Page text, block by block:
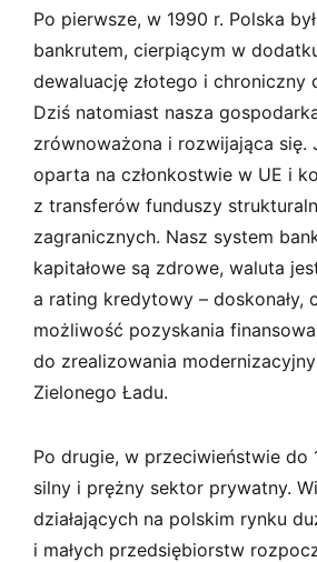
Po pierwsze, w 1990 r. Polska
bankrutem, cierpiącym w
dewaluację złotego i chroniczny
Dziś natomiast nasza
zrównoważona i rozwijająca się.
oparta na członkostwie w UE i
z transferów funduszy
zagranicznych. Nasz system
kapitałowe są zdrowe, waluta
a rating kredytowy – doskonały,
możliwość pozyskania
do zrealizowania
Zielonego Ładu.
Po drugie, w przeciwieństwie do
silny i prężny sektor prywatny.
działających na polskim rynku
i małych przedsiębiorstw